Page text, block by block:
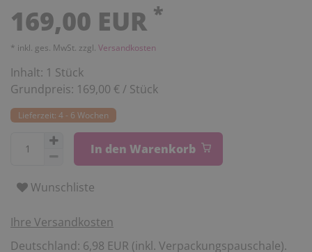
169,00 EUR *
* inkl. ges. MwSt. zzgl. Versandkosten
Inhalt: 1 Stück
Grundpreis: 169,00 € / Stück
Lieferzeit: 4 - 6 Wochen
In den Warenkorb
Wunschliste
Ihre Versandkosten
Deutschland: 6,98 EUR (inkl. Verpackungspauschale).